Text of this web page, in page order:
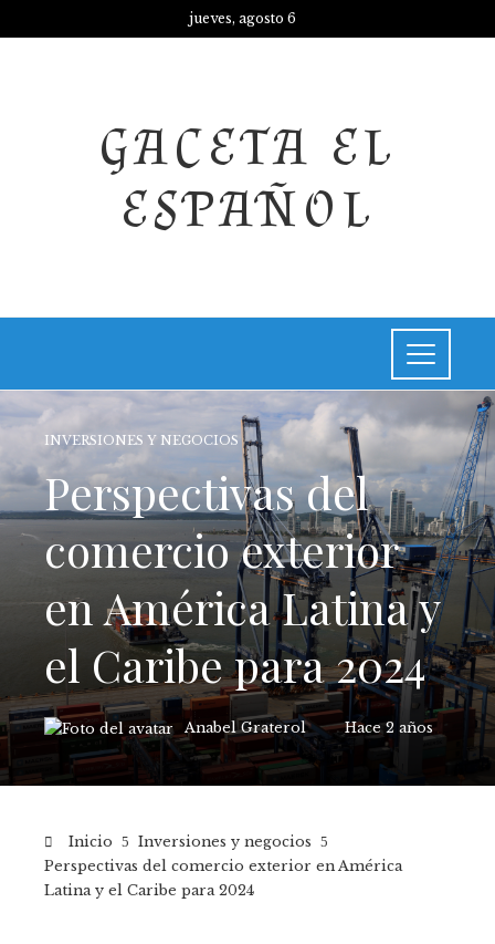
jueves, agosto 6
GACETA EL
ESPAÑOL
INVERSIONES Y NEGOCIOS
Perspectivas del
comercio exterior
en América Latina y
el Caribe para 2024
Anabel Graterol Hace 2 años
Inicio
Inversiones y negocios
Perspectivas del comercio exterior en América
Latina y el Caribe para 2024